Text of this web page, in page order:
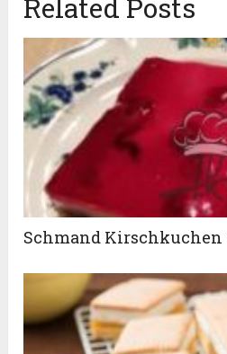
Related Posts
Schmand Kirschkuchen